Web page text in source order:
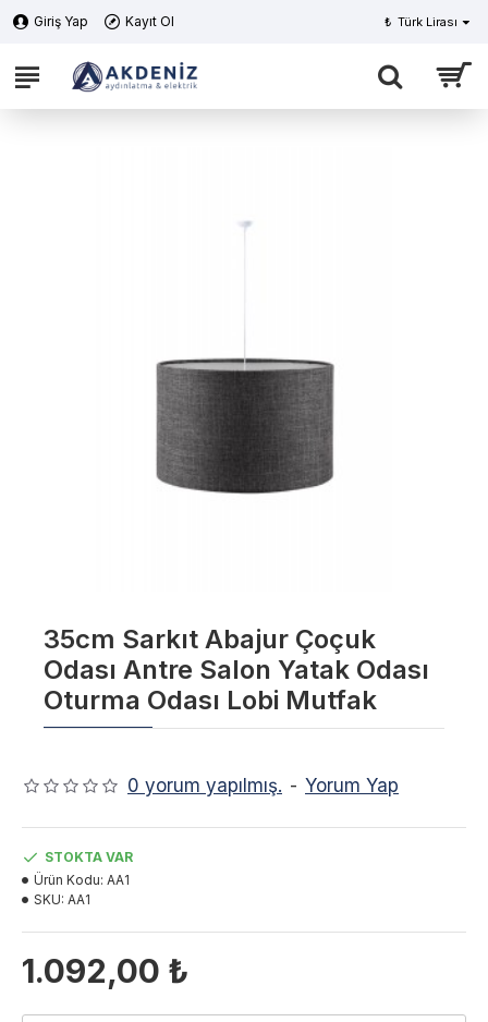
Giriş Yap Kayıt Ol ₺ Türk Lirası
35cm Sarkıt Abajur Çoçuk
Odası Antre Salon Yatak Odası
Oturma Odası Lobi Mutfak
0 yorum yapılmış. - Yorum Yap
1.092,00 ₺
STOKTA VAR
Ürün Kodu: AA1
SKU: AA1